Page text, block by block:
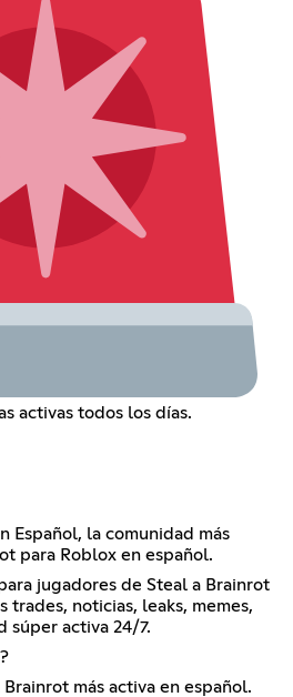
activas todos los días.
Español, la comunidad más
para Roblox en español.
jugadores de Steal a Brainrot
trades, noticias, leaks, memes,
súper activa 24/7.
más activa en español.